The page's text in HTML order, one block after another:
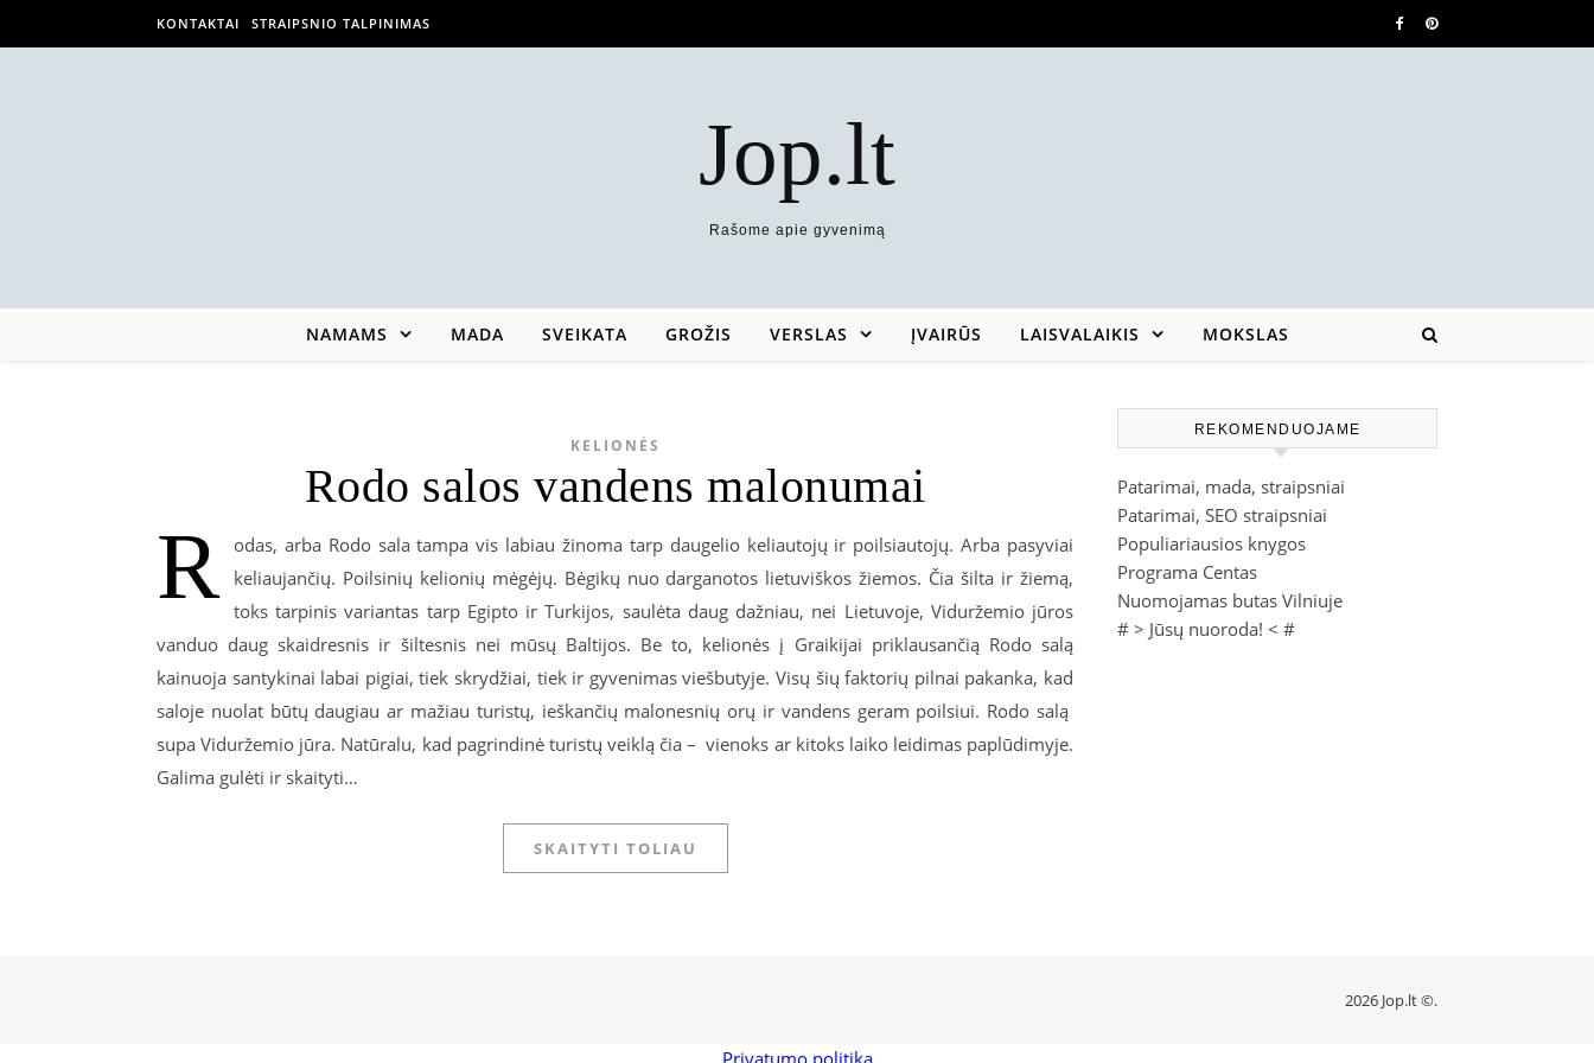
KONTAKTAI STRAIPSNIO TALPINIMAS
Jop.lt
Rašome apie gyvenimą
NAMAMS MADA SVEIKATA GROŽIS VERSLAS ĮVAIRŪS LAISVALAIKIS MOKSLAS
KELIONĖS
Rodo salos vandens malonumai
R
odas, arba Rodo sala tampa vis labiau žinoma tarp daugelio keliautojų ir poilsiautojų. Arba pasyviai
keliaujančių. Poilsinių kelionių mėgėjų. Bėgikų nuo darganotos lietuviškos žiemos. Čia šilta ir žiemą,
toks tarpinis variantas tarp Egipto ir Turkijos, saulėta daug dažniau, nei Lietuvoje, Viduržemio jūros
vanduo daug skaidresnis ir šiltesnis nei mūsų Baltijos. Be to, kelionės į Graikijai priklausančią Rodo salą
kainuoja santykinai labai pigiai, tiek skrydžiai, tiek ir gyvenimas viešbutyje. Visų šių faktorių pilnai pakanka, kad
saloje nuolat būtų daugiau ar mažiau turistų, ieškančių malonesnių orų ir vandens geram poilsiui. Rodo salą
supa Viduržemio jūra. Natūralu, kad pagrindinė turistų veiklą čia – vienoks ar kitoks laiko leidimas paplūdimyje.
Galima gulėti ir skaityti…
SKAITYTI TOLIAU
REKOMENDUOJAME
Patarimai, mada, straipsniai
Patarimai, SEO straipsniai
Populiariausios knygos
Programa Centas
Nuomojamas butas Vilniuje
# > Jūsų nuoroda! < #
2026 Jop.lt ©.
Privatumo politika